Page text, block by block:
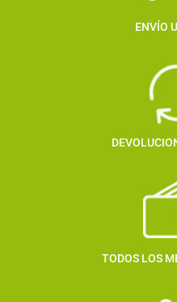
ENVÍO
TODOS LOS